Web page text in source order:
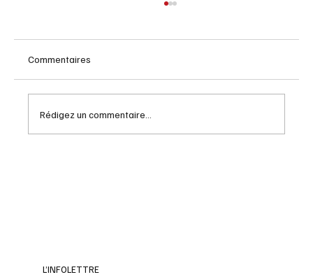
Commentaires
Rédigez un commentaire...
L’INFOLETTRE